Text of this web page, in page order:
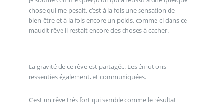
chose qui me pesait, c’est à la fois une sensation de
bien-être et à la fois encore un poids, comme-ci dans ce
maudit rêve il restait encore des choses à cacher.
La gravité de ce rêve est partagée. Les émotions
ressenties également, et communiquées.
C’est un rêve très fort qui semble comme le résultat